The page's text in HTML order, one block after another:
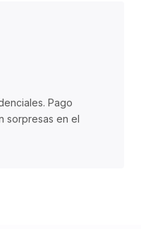
Pago
sorpresas en el